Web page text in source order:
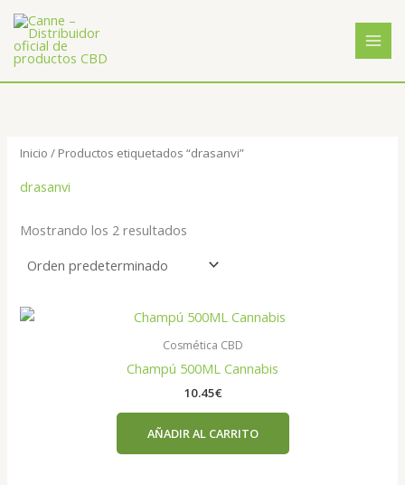
contenido
Inicio / Productos etiquetados “drasanvi”
drasanvi
Mostrando los 2 resultados
Cosmética CBD
Champú 500ML Cannabis
10.45€
AÑADIR AL CARRITO